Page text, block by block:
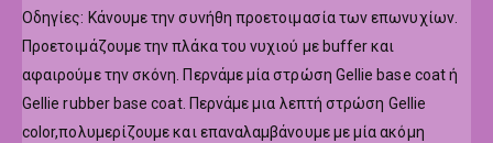
Οδηγίες: Κάνουμε την συνήθη προετοιμασία των επωνυχίων.
Προετοιμάζουμε την πλάκα του νυχιού με buffer και
αφαιρούμε την σκόνη. Περνάμε μία στρώση Gellie base coat ή
Gellie rubber base coat. Περνάμε μια λεπτή στρώση Gellie
color,πολυμερίζουμε και επαναλαμβάνουμε με μία ακόμη